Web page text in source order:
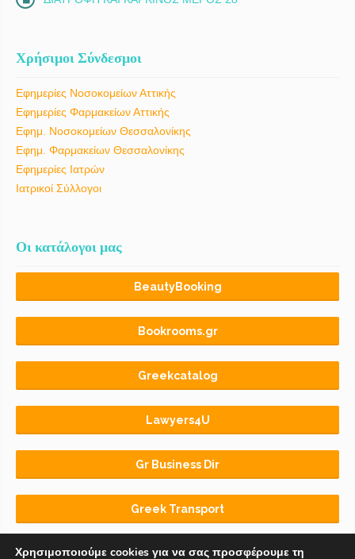
Χρήσιμοι Σύνδεσμοι
Εφημερίες Νοσοκομείων Αττικής
Εφημερίες Φαρμακείων Αττικής
Εφημ. Νοσοκομείων Θεσσαλονίκης
Εφημ. Φαρμακείων Θεσσαλονίκης
Εφημερίες Ιατρών
Ιατρικοί Σύλλογοι
Οι κατάλογοι μας
BeautyBooking
Bookrooms.gr
Greekcatalog
Lawyers4U
Gr Business Dir
Greek Transport
Χρησιμοποιούμε cookies για να σας προσφέρουμε τη